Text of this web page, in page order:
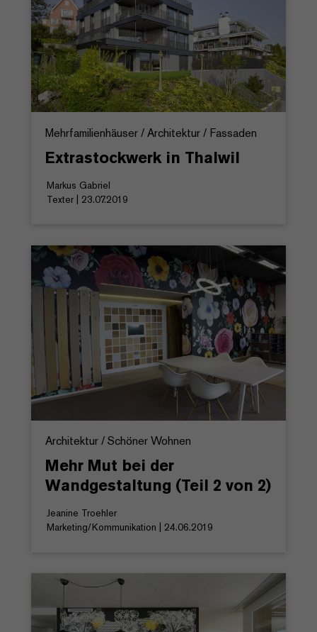
Mehrfamilienhäuser / Architektur / Fassaden
Extrastockwerk in Thalwil
Markus Gabriel
Texter | 23.07.2019
Architektur / Schöner Wohnen
Mehr Mut bei der
Wandgestaltung (Teil 2 von 2)
Jeanine Troehler
Marketing/Kommunikation | 24.06.2019